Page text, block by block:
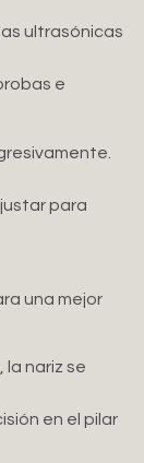
ultrasónicas
e
para
una mejor
nariz se
en el pilar